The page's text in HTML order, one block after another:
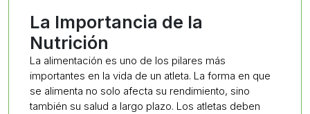
La Importancia de la
Nutrición
La alimentación es uno de los pilares más
importantes en la vida de un atleta. La forma en que
se alimenta no solo afecta su rendimiento, sino
también su salud a largo plazo. Los atletas deben